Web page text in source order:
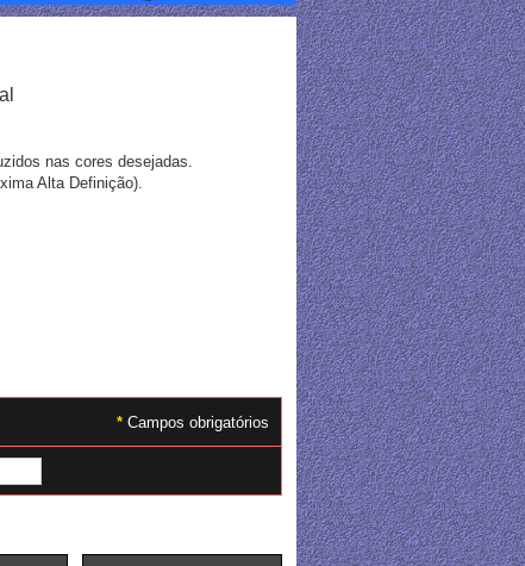
nas cores desejadas.
Alta Definição).
* Campos obrigatórios